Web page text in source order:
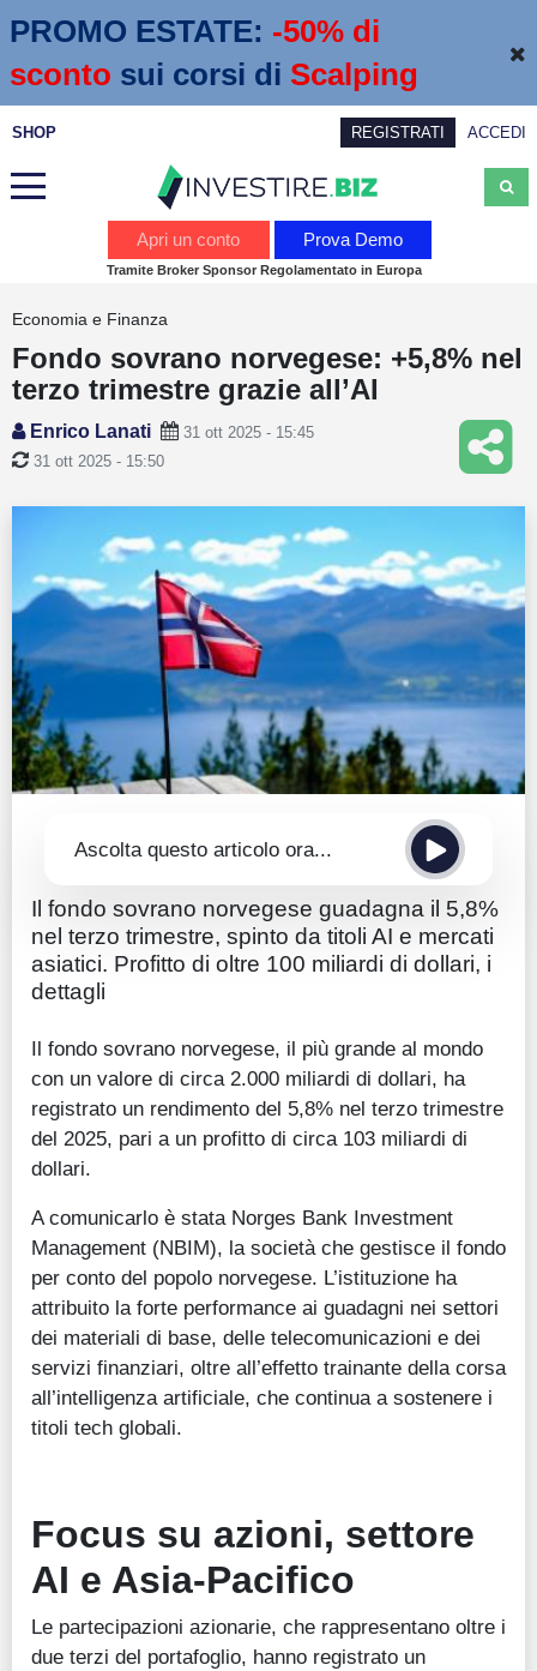
PROMO ESTATE: -50% di
sconto sui corsi di Scalping
SHOP REGISTRATI ACCEDI
Webinar
Servizi
Guide
Quotazioni
Conto IG
Guru Monitor
Stagionalità
Apri un conto Prova Demo
Tramite Broker Sponsor Regolamentato in Europa
Economia e Finanza
Fondo sovrano norvegese: +5,8% nel
terzo trimestre grazie all’AI
Enrico Lanati
31 ott 2025 - 15:45
31 ott 2025 - 15:50
Ascolta questo articolo ora...
Il fondo sovrano norvegese guadagna il 5,8%
nel terzo trimestre, spinto da titoli AI e mercati
asiatici. Profitto di oltre 100 miliardi di dollari, i
dettagli
Il fondo sovrano norvegese, il più grande al mondo
con un valore di circa 2.000 miliardi di dollari, ha
registrato un rendimento del 5,8% nel terzo trimestre
del 2025, pari a un profitto di circa 103 miliardi di
dollari.
A comunicarlo è stata Norges Bank Investment
Management (NBIM), la società che gestisce il fondo
per conto del popolo norvegese. L’istituzione ha
attribuito la forte performance ai guadagni nei settori
dei materiali di base, delle telecomunicazioni e dei
servizi finanziari, oltre all’effetto trainante della corsa
all’intelligenza artificiale, che continua a sostenere i
titoli tech globali.
Focus su azioni, settore
AI e Asia-Pacifico
Le partecipazioni azionarie, che rappresentano oltre i
due terzi del portafoglio, hanno registrato un